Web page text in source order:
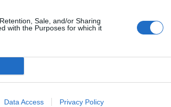
Sale, and/or Sharing
with the Purposes for which it
Data Access Privacy Policy